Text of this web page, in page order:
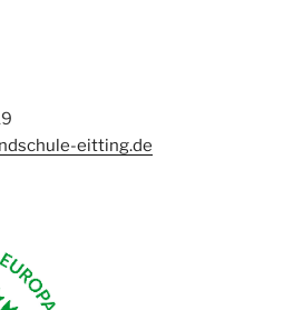
eitting.de